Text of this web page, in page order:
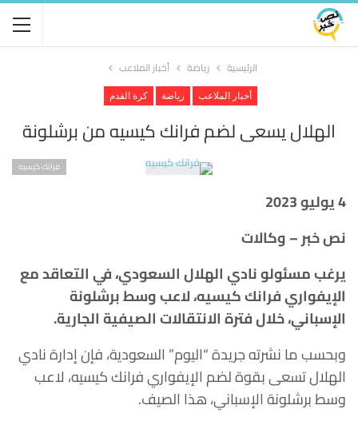
الرئيسية رياضة أخبار الملاعب
أخبار الملاعب رياضة كرة القدم
الهلال يسعى لضم فرانك كيسيه من برشلونة
فرانك كيسيه
4 يوليو 2023
نص خبر – وكالات
يرغب مسئولو نادي الهلال السعودي، في التعاقد مع
الإيفواري فرانك كيسيه، لاعب وسط برشلونة
الإسباني، خلال فترة الانتقالات الصيفية الجارية.
وبحسب ما نشرته جريدة “اليوم” السعودية، فإن إدارة نادي
الهلال تسعى بقوة لضم الإيفواري فرانك كيسيه، لاعب
وسط برشلونة الإسباني، هذا الصيف.